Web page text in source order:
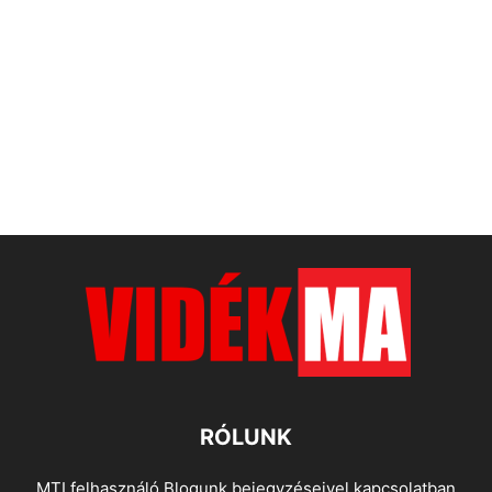
RÓLUNK
MTI felhasználó Blogunk bejegyzéseivel kapcsolatban